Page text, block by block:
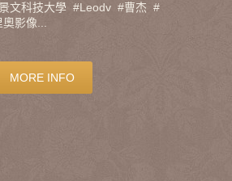
文科技大學 #Leodv #曹杰 #
奧影像...
MORE INFO